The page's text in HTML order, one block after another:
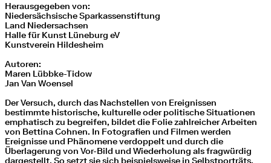
Herausgegeben von:
Niedersächsische Sparkassenstiftung
Land Niedersachsen
Halle für Kunst Lüneburg eV
Kunstverein Hildesheim
Autoren:
Maren Lübbke-Tidow
Jan Van Woensel
Der Versuch, durch das Nachstellen von Ereignissen
bestimmte historische, kulturelle oder politische Situationen
emphatisch zu begreifen, bildet die Folie zahlreicher Arbeiten
von Bettina Cohnen. In Fotografien und Filmen werden
Ereignisse und Phänomene verdoppelt und durch die
Überlagerung von Vor-Bild und Wiederholung als fragwürdig
dargestellt. So setzt sie sich beispielsweise in Selbstporträts,